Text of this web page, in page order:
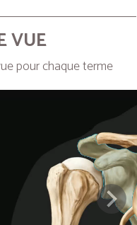
VUE
pour chaque terme